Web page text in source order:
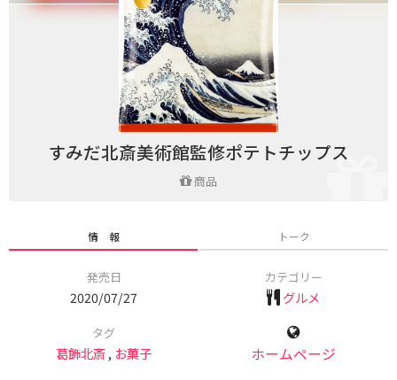
すみだ北斎美術館監修ポテトチップス
商品
情 報 トーク
発売日
2020/07/27
カテゴリー
グルメ
タグ
葛飾北斎, お菓子 ホームページ